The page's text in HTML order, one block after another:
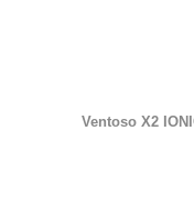
Ventoso X2